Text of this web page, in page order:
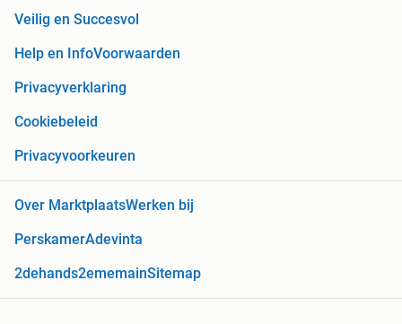
Veilig en Succesvol
Help en InfoVoorwaarden
Privacyverklaring
Cookiebeleid
Privacyvoorkeuren
Over MarktplaatsWerken bij
PerskamerAdevinta
2dehands2ememainSitemap